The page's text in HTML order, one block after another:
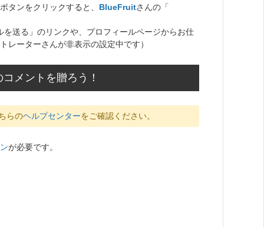
タンをクリックすると、 BlueFruitさんの「
を送る」のリンクや、プロフィールページからお仕
レーターさんが非表示の設定中です）
メントを贈ろう！
らのヘルプセンターをご確認ください。
が必要です。